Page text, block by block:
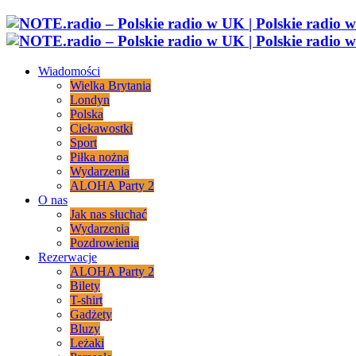
Wiadomości
Wielka Brytania
Londyn
Polska
Ciekawostki
Sport
Piłka nożna
Wydarzenia
ALOHA Party 2
O nas
Jak nas słuchać
Wydarzenia
Pozdrowienia
Rezerwacje
ALOHA Party 2
Bilety
T-shirt
Gadżety
Bluzy
Leżaki